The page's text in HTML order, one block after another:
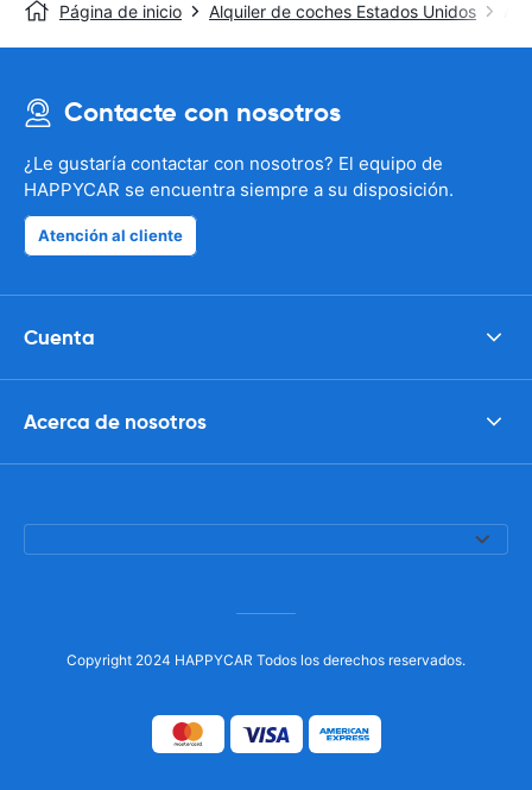
Página de inicio Alquiler de coches Estados Unidos
Contacte con nosotros
¿Le gustaría contactar con nosotros? El equipo de
HAPPYCAR se encuentra siempre a su disposición.
Atención al cliente
Cuenta
Acerca de nosotros
Copyright 2024 HAPPYCAR Todos los derechos reservados.